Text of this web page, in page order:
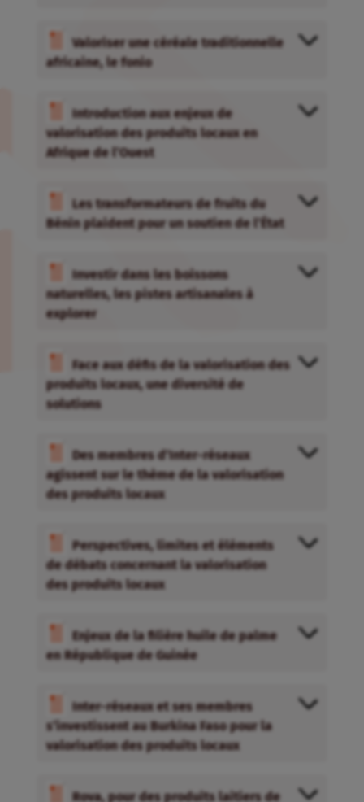
Les transformateurs de fruits du
Bénin plaident pour un soutien de l’État
Investir dans les boissons
naturelles, les pistes artisanales à
explorer
Face aux défis de la valorisation des
produits locaux, une diversité de
solutions
Des membres d’Inter-réseaux
agissent sur le thème de la valorisation
des produits locaux
Perspectives, limites et éléments
de débats concernant la valorisation
des produits locaux
Enjeux de la filière huile de palme
en République de Guinée
Inter-réseaux et ses membres
s’investissent au Burkina Faso pour la
valorisation des produits locaux
Rova, pour des produits laitiers de
qualité accessibles à tous
Le beurre de karité à la conquête
des marchés locaux
pour valoriser les produits locaux